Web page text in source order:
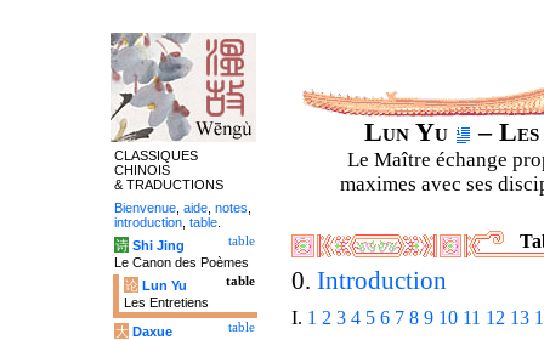
Lun Yu –
Le Maître échange
maximes avec ses
0. Introduction
I. 1 2 3 4 5 6 7 8 9 10 11 12 13
CLASSIQUES
CHINOIS
& TRADUCTIONS
Bienvenue aide notes
introduction table
table
诗 Shi Jing
Le Canon des Poèmes
table
论 Lun Yu
Les Entretiens
table
大 Daxue